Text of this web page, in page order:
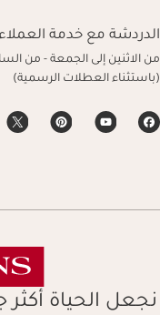
الدردشة مع خدمة
من الاثنين إلى الجمعة - من الساعة 9:00 صباحاً حتى
(باستثناء العطلات الرسمية)
نجعل الحياة أكثر